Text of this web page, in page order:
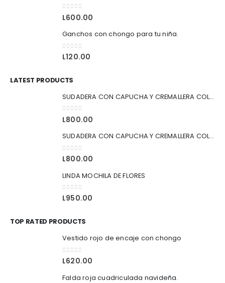
0 out of 5
L600.00
Ganchos con chongo para tu niña.
0out of 5
L120.00
LATEST PRODUCTS
SUDADERA CON CAPUCHA Y CREMALLERA COLOR AZUL
0 out of 5
L800.00
SUDADERA CON CAPUCHA Y CREMALLERA COLOR NEGRO
0 out of 5
L800.00
LINDA MOCHILA DE FLORES
0 out of 5
L950.00
TOP RATED PRODUCTS
Vestido rojo de encaje con chongo
0 out of 5
L620.00
Falda roja cuadriculada navideña.